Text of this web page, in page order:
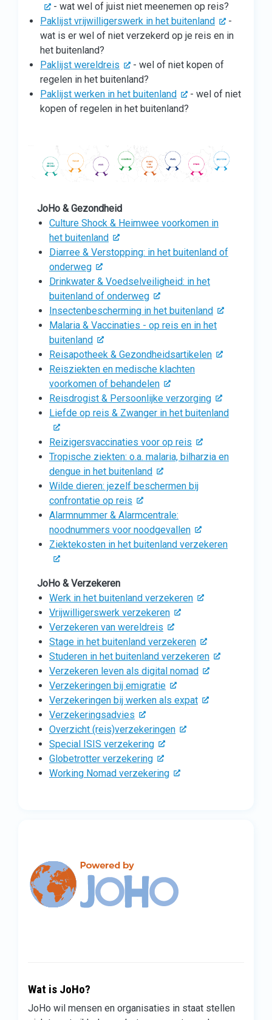
- wat wel of juist niet meenemen op reis?
Paklijst vrijwilligerswerk in het buitenland
-
wat is er wel of niet verzekerd op je reis en in
het buitenland?
Paklijst wereldreis
- wel of niet kopen of
regelen in het buitenland?
Paklijst werken in het buitenland
- wel of niet
kopen of regelen in het buitenland?
JoHo & Gezondheid
Culture Shock & Heimwee voorkomen in
het buitenland
Diarree & Verstopping: in het buitenland of
onderweg
Drinkwater & Voedselveiligheid: in het
buitenland of onderweg
Insectenbescherming in het buitenland
Malaria & Vaccinaties - op reis en in het
buitenland
Reisapotheek & Gezondheidsartikelen
Reisziekten en medische klachten
voorkomen of behandelen
Reisdrogist & Persoonlijke verzorging
Liefde op reis & Zwanger in het buitenland
Reizigersvaccinaties voor op reis
Tropische ziekten: o.a. malaria, bilharzia en
dengue in het buitenland
Wilde dieren: jezelf beschermen bij
confrontatie op reis
Alarmnummer & Alarmcentrale:
noodnummers voor noodgevallen
Ziektekosten in het buitenland verzekeren
JoHo & Verzekeren
Werk in het buitenland verzekeren
Vrijwilligerswerk verzekeren
Verzekeren van wereldreis
Stage in het buitenland verzekeren
Studeren in het buitenland verzekeren
Verzekeren leven als digital nomad
Verzekeringen bij emigratie
Verzekeringen bij werken als expat
Verzekeringsadvies
Overzicht (reis)verzekeringen
Special ISIS verzekering
Globetrotter verzekering
Working Nomad verzekering
Wat is JoHo?
JoHo wil mensen en organisaties in staat stellen